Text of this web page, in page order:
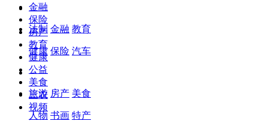
法制 金融 教育
健康 保险 汽车
旅游 房产 美食
人物 书画 特产
金融
保险
房产
教育
健康
公益
美食
三农
视频